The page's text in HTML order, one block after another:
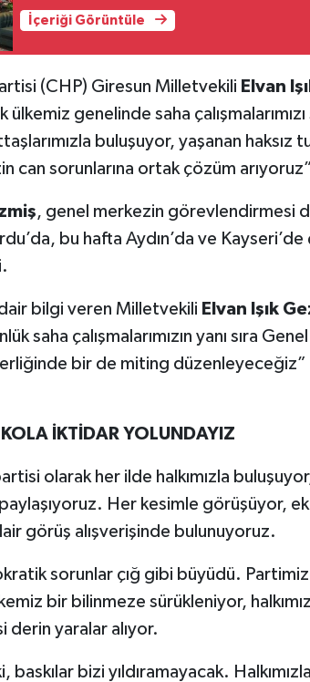
İçeriği Görüntüle
(CHP) Giresun Milletvekili Elvan
genelinde saha
buluşuyor, yaşanan haksız
can sorunlarına ortak çözüm
, genel merkezin görevlendirmesi
bu hafta Aydın’da ve Kayseri’de
bilgi veren Milletvekili Elvan Işık
saha çalışmalarımızın yanı sıra Genel
bir de miting düzenleyeceğiz”
İKTİDAR YOLUNDAYIZ
olarak her ilde halkımızla
Her kesimle görüşüyor,
görüş alışverişinde bulunuyoruz.
sorunlar çığ gibi büyüdü.
bir bilinmeze sürükleniyor,
derin yaralar alıyor.
baskılar bizi yıldıramayacak.